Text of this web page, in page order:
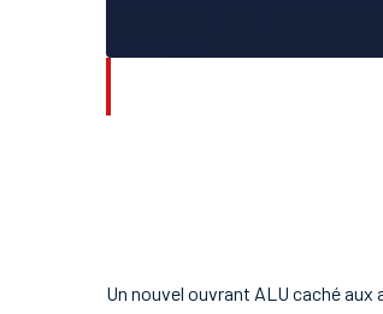
Un nouvel ouvrant ALU caché